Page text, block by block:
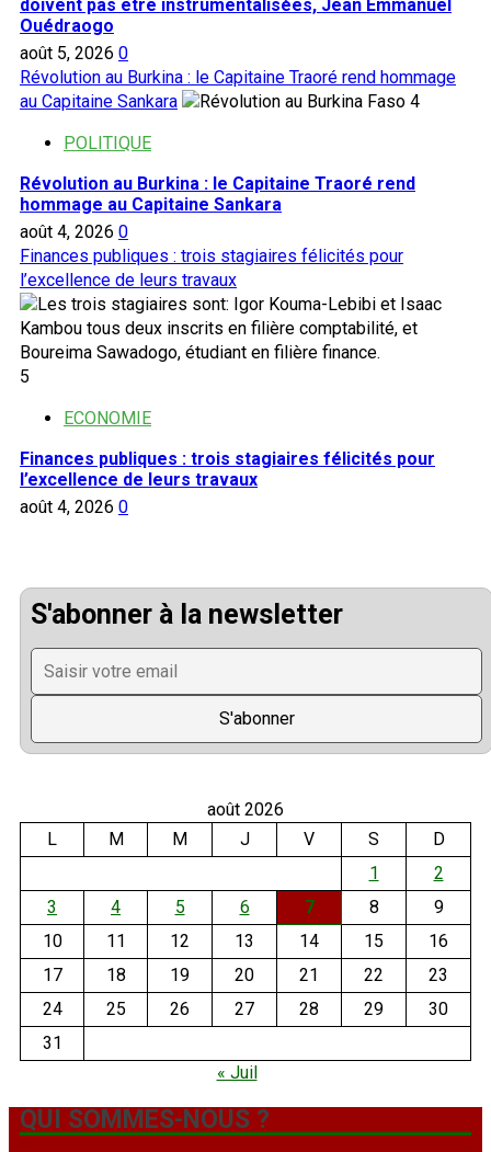
doivent pas être instrumentalisées, Jean Emmanuel
Ouédraogo
août 5, 2026 0
Révolution au Burkina : le Capitaine Traoré rend hommage
au Capitaine Sankara
4
POLITIQUE
Révolution au Burkina : le Capitaine Traoré rend
hommage au Capitaine Sankara
août 4, 2026 0
Finances publiques : trois stagiaires félicités pour
l’excellence de leurs travaux
5
ECONOMIE
Finances publiques : trois stagiaires félicités pour
l’excellence de leurs travaux
août 4, 2026 0
S'abonner à la newsletter
août 2026
L
M M J V S
D
1
2
3
4 5 6 7 8
9
10
11 12 13 14 15
16
17
18 19 20 21 22
23
24
25 26 27 28 29
30
31
« Juil
QUI SOMMES-NOUS ?